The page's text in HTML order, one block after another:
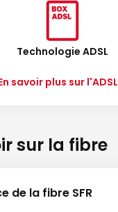
Technologie ADSL
savoir plus sur l'ADSL
sur la fibre
de la fibre SFR